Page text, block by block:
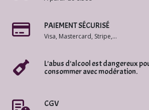
PAIEMENT SÉCURISÉ
Visa, Mastercard, Stripe,...
L'abus d'alcool est dangereux
consommer avec modération.
CGV